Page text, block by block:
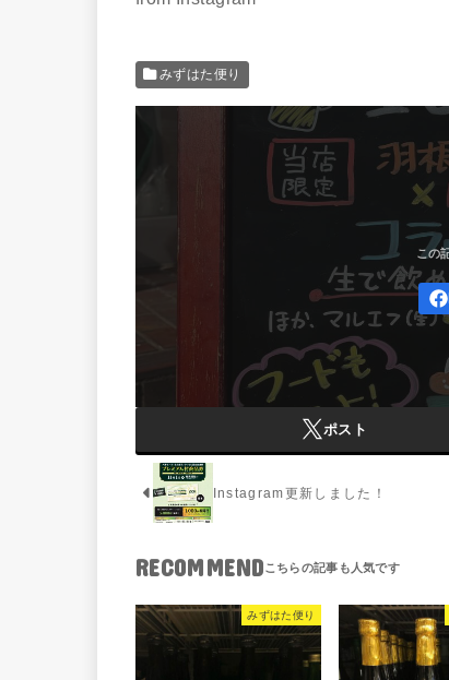
みずはた便り
ポスト
Instagram更新しました！
RECOMMEND
みずはた便り